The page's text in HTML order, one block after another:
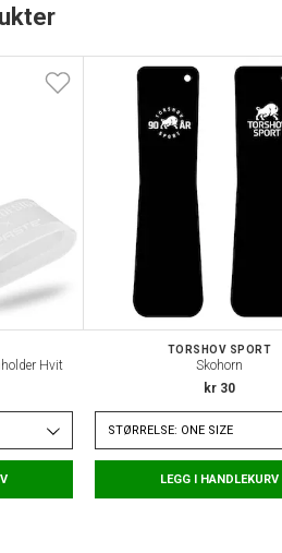
Hvit
TORSHOV SPORT
Skohorn
kr 30
STØRRELSE: ONE SIZE
LEGG I HANDLEKURV